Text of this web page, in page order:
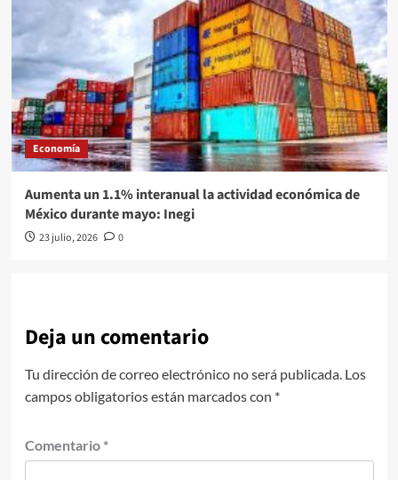
Economía
Aumenta un 1.1% interanual la actividad económica de
México durante mayo: Inegi
23 julio, 2026 0
Deja un comentario
Tu dirección de correo electrónico no será publicada. Los
campos obligatorios están marcados con *
Comentario *